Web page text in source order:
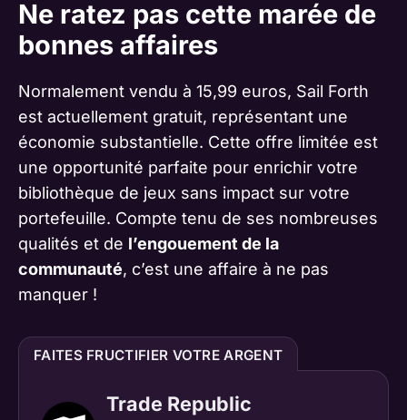
Ne ratez pas cette marée de
bonnes affaires
Normalement vendu à 15,99 euros, Sail Forth
est actuellement gratuit, représentant une
économie substantielle. Cette offre limitée est
une opportunité parfaite pour enrichir votre
bibliothèque de jeux sans impact sur votre
portefeuille. Compte tenu de ses nombreuses
qualités et de l’engouement de la
communauté, c’est une affaire à ne pas
manquer !
FAITES FRUCTIFIER VOTRE ARGENT
Trade Republic